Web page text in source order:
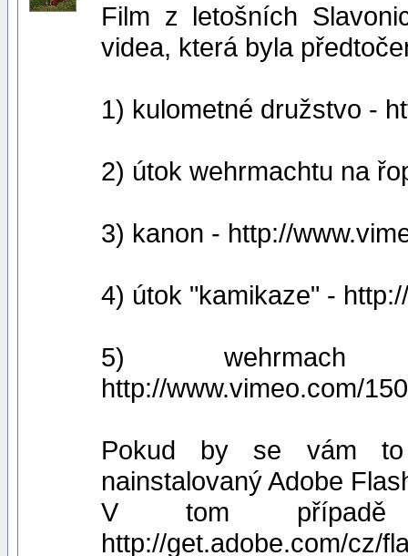
Film z letošních
videa, která byla
1) kulometné družstvo -
2) útok wehrmachtu na
3) kanon - http://
4) útok "kamikaze" -
5)
http://www.vimeo.com/
Pokud by se vám to
nainstalovaný Adobe
V tom
http://get.adobe.com/cz/